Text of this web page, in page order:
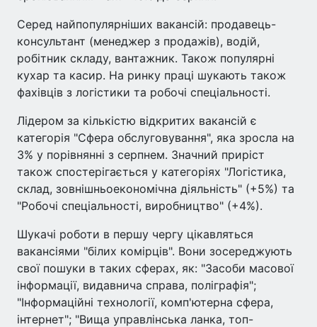
Серед найпопулярніших вакансій: продавець-
консультант (менеджер з продажів), водій,
робітник складу, вантажник. Також популярні
кухар та касир. На ринку праці шукають також
фахівців з логістики та робочі спеціальності.
Лідером за кількістю відкритих вакансій є
категорія "Сфера обслуговування", яка зросла на
3% у порівнянні з серпнем. Значний приріст
також спостерігається у категоріях "Логістика,
склад, зовнішньоекономічна діяльність" (+5%) та
"Робочі спеціальності, виробництво" (+4%).
Шукачі роботи в першу чергу цікавляться
вакансіями "білих комірців". Вони зосереджують
свої пошуки в таких сферах, як: "Засоби масової
інформації, видавнича справа, поліграфія";
"Інформаційні технології, комп'ютерна сфера,
інтернет"; "Вища управлінська ланка, топ-